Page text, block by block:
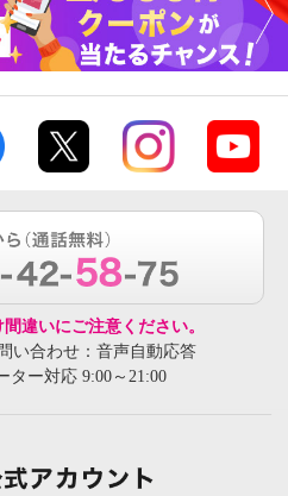
違いにご注意ください。
い合わせ：音声自動応答
ター対応 9:00～21:00